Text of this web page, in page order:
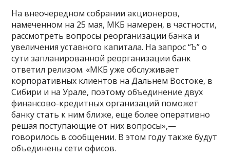
На внеочередном собрании акционеров,
намеченном на 25 мая, МКБ намерен, в частности,
рассмотреть вопросы реорганизации банка и
увеличения уставного капитала. На запрос “Ъ” о
сути запланированной реорганизации банк
ответил релизом. «МКБ уже обслуживает
корпоративных клиентов на Дальнем Востоке, в
Сибири и на Урале, поэтому объединение двух
финансово-кредитных организаций поможет
банку стать к ним ближе, еще более оперативно
решая поступающие от них вопросы»,—
говорилось в сообщении. В этом году также будут
объединены сети офисов.